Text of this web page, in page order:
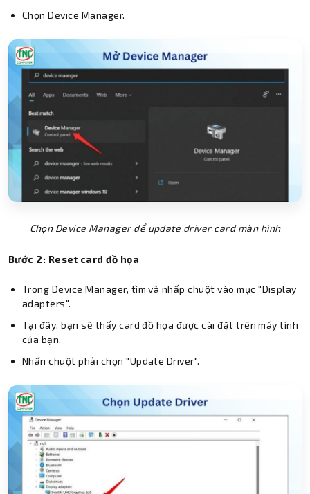
Chọn Device Manager.
Chọn Device Manager để update driver card màn hình
Bước 2: Reset card đồ họa
Trong Device Manager, tìm và nhấp chuột vào mục "Display
adapters".
Tại đây, bạn sẽ thấy card đồ họa được cài đặt trên máy tính
của bạn.
Nhấn chuột phải chọn "Update Driver".